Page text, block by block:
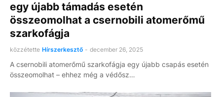
egy újabb támadás esetén
összeomolhat a csernobili atomerőmű
szarkofágja
közzétette Hírszerkesztő - december 26, 2025
A csernobili atomerőmű szarkofágja egy újabb csapás esetén
összeomolhat – ehhez még a védősz…